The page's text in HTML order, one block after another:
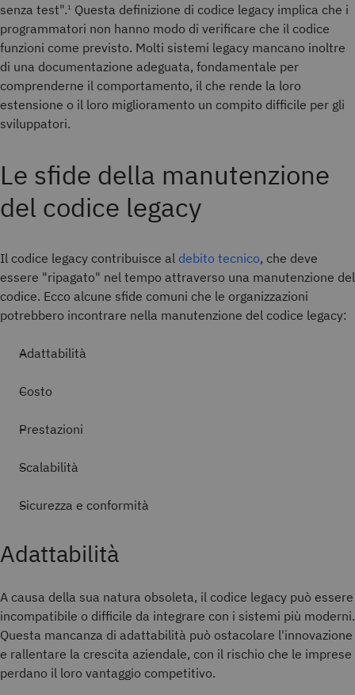
senza test".1 Questa definizione di codice legacy implica che i
programmatori non hanno modo di verificare che il codice
funzioni come previsto. Molti sistemi legacy mancano inoltre
di una documentazione adeguata, fondamentale per
comprenderne il comportamento, il che rende la loro
estensione o il loro miglioramento un compito difficile per gli
sviluppatori.
Le sfide della manutenzione
del codice legacy
Il codice legacy contribuisce al debito tecnico, che deve
essere "ripagato" nel tempo attraverso una manutenzione del
codice. Ecco alcune sfide comuni che le organizzazioni
potrebbero incontrare nella manutenzione del codice legacy:
Adattabilità
Costo
Prestazioni
Scalabilità
Sicurezza e conformità
Adattabilità
A causa della sua natura obsoleta, il codice legacy può essere
incompatibile o difficile da integrare con i sistemi più moderni.
Questa mancanza di adattabilità può ostacolare l'innovazione
e rallentare la crescita aziendale, con il rischio che le imprese
perdano il loro vantaggio competitivo.